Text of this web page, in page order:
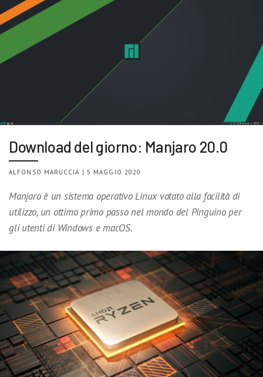
Download del giorno: Manjaro 20.0
ALFONSO MARUCCIA | 5 MAGGIO 2020
Manjaro è un sistema operativo Linux votato alla facilità di
utilizzo, un ottimo primo passo nel mondo del Pinguino per
gli utenti di Windows e macOS.